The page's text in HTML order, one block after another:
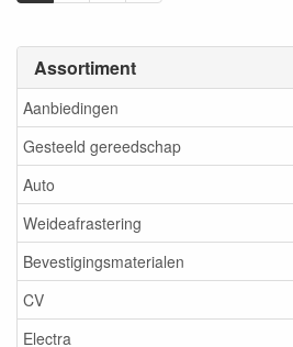
Assortiment
Aanbiedingen
Gesteeld gereedschap
Auto
Weideafrastering
Bevestigingsmaterialen
CV
Electra